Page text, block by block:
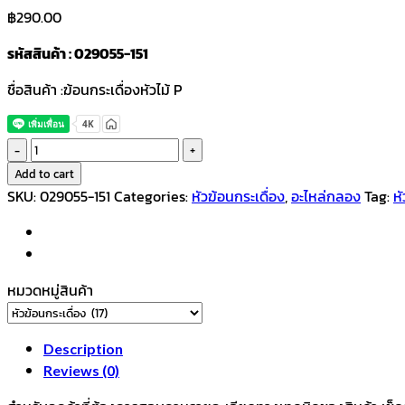
฿290.00
รหัสสินค้า : 029055-151
ชื่อสินค้า :ฆ้อนกระเดื่องหัวไม้ P
ฆ้อ
นก
ระ
หัวไม้
P
quantity
Add to cart
SKU:029055-151 Categories: หัวฆ้อนกระเดื่อง,อะไหล่กลองTag:
หมวดหมู่สินค้า
Description
Reviews (0)